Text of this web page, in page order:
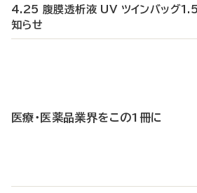
4.25 腹膜透析液 UV ツインバッグ
知らせ
医療・医薬品業界をこの1冊に